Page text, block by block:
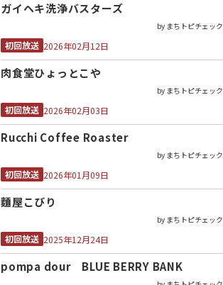
ガイヘキ洗浄バスターズ
by まちトピチェック
初回放送 2026年02月12日
肉食堂ひょっとこや
by まちトピチェック
初回放送 2026年02月03日
Rucchi Coffee Roaster
by まちトピチェック
初回放送 2026年01月09日
麵屋こびり
by まちトピチェック
初回放送 2025年12月24日
pompa dour BLUE BERRY BANK